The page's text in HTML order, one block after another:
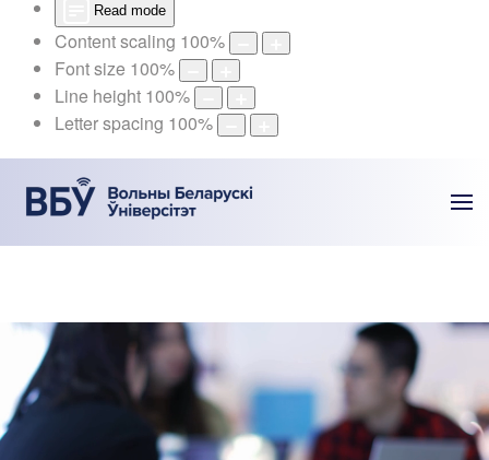
Read mode
Content scaling 100%
Font size 100%
Line height 100%
Letter spacing 100%